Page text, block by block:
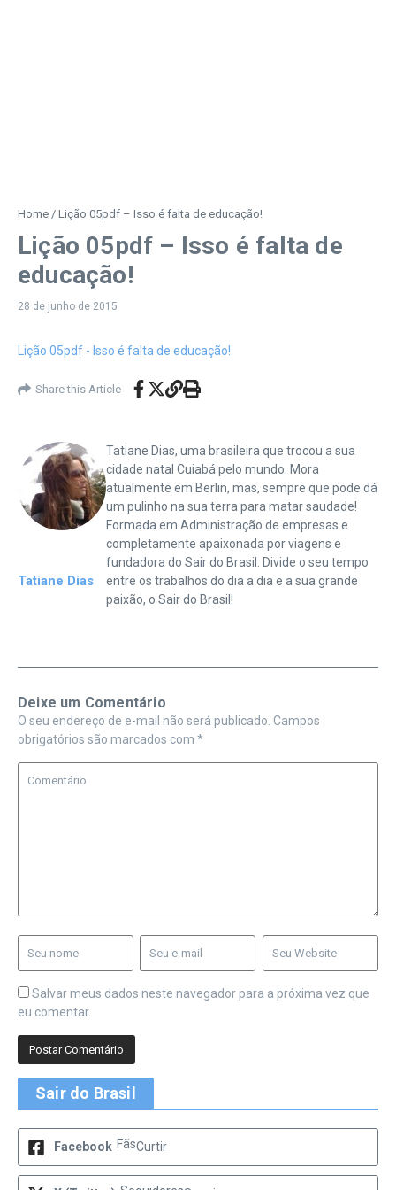
Home / Lição 05pdf – Isso é falta de educação!
Lição 05pdf – Isso é falta de
educação!
28 de junho de 2015
Lição 05pdf - Isso é falta de educação!
Share this Article
Tatiane Dias
Tatiane Dias, uma brasileira que trocou a sua
cidade natal Cuiabá pelo mundo. Mora
atualmente em Berlin, mas, sempre que pode dá
um pulinho na sua terra para matar saudade!
Formada em Administração de empresas e
completamente apaixonada por viagens e
fundadora do Sair do Brasil. Divide o seu tempo
entre os trabalhos do dia a dia e a sua grande
paixão, o Sair do Brasil!
Deixe um Comentário
O seu endereço de e-mail não será publicado. Campos
obrigatórios são marcados com *
Salvar meus dados neste navegador para a próxima vez que
eu comentar.
Sair do Brasil
Facebook FãsCurtir